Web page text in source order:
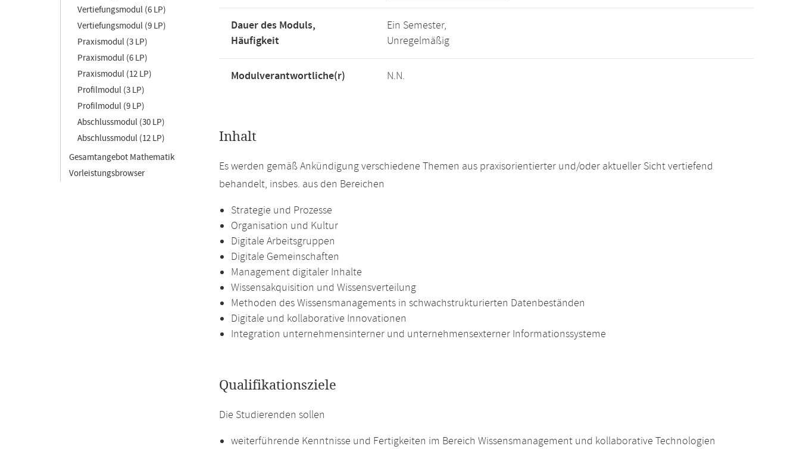
Vertiefungsmodul (6 LP)
Vertiefungsmodul (9 LP)
Praxismodul (3 LP)
Praxismodul (6 LP)
Praxismodul (12 LP)
Profilmodul (3 LP)
Profilmodul (9 LP)
Abschlussmodul (30 LP)
Abschlussmodul (12 LP)
Gesamtangebot Mathematik
Vorleistungsbrowser
Dauer des Moduls,
Häufigkeit
Ein Semester,
Unregelmäßig
Modulverantwortliche(r) N.N.
Inhalt
Es werden gemäß Ankündigung verschiedene Themen aus praxisorientierter und/oder aktueller Sicht vertiefend
behandelt, insbes. aus den Bereichen
Strategie und Prozesse
Organisation und Kultur
Digitale Arbeitsgruppen
Digitale Gemeinschaften
Management digitaler Inhalte
Wissensakquisition und Wissensverteilung
Methoden des Wissensmanagements in schwachstrukturierten Datenbeständen
Digitale und kollaborative Innovationen
Integration unternehmensinterner und unternehmensexterner Informationssysteme
Qualifikationsziele
Die Studierenden sollen
weiterführende Kenntnisse und Fertigkeiten im Bereich Wissensmanagement und kollaborative Technologien